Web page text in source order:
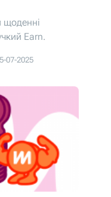
щоденні
Earn.
07-2025